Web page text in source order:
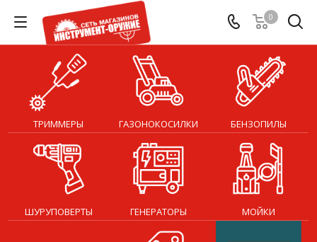
0
ТРИММЕРЫ ГАЗОНОКОСИЛКИ БЕНЗОПИЛЫ
ШУРУПОВЕРТЫ ГЕНЕРАТОРЫ МОЙКИ